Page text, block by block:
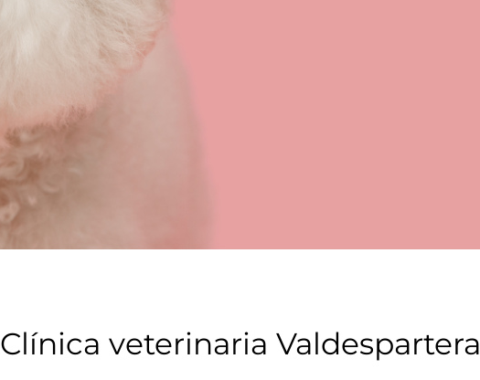
Clínica veterinaria Valdespartera